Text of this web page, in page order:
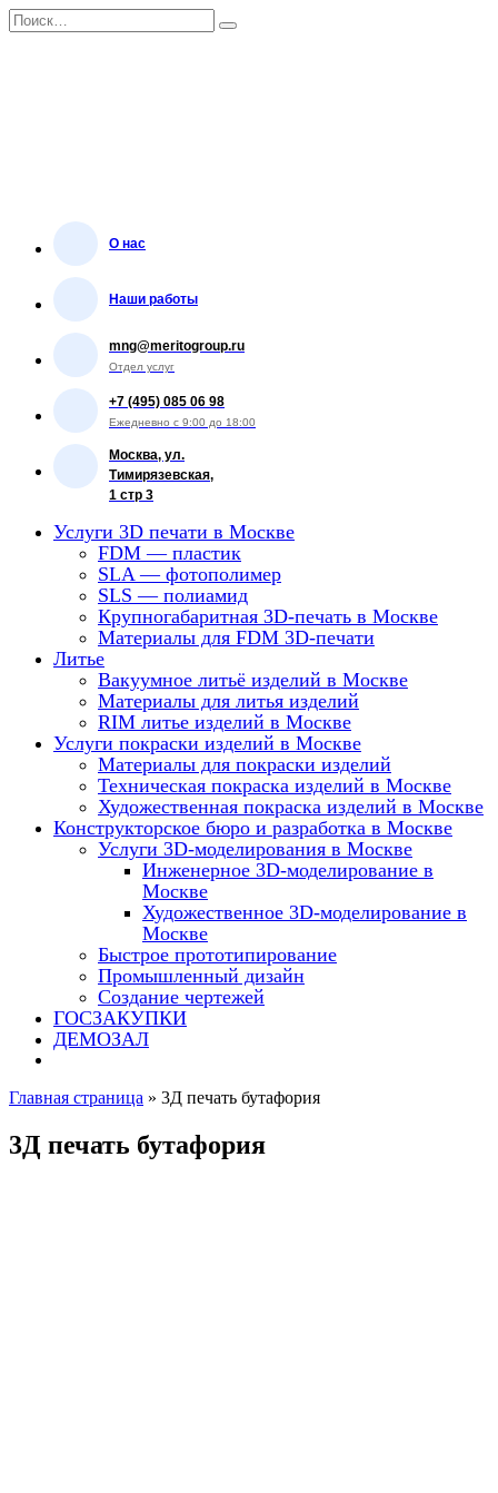
Перейти
к
Search
for:
О нас
Наши работы
mng@meritogroup.ru
Отдел услуг
+7 (495) 085 06 98
Ежедневно с 9:00 до 18:00
Москва, ул.
Тимирязевская,
1 стр 3
Услуги 3D печати в Москве
FDM — пластик
SLA — фотополимер
SLS — полиамид
Крупногабаритная 3D-печать в Москве
Материалы для FDM 3D-печати
Литье
Вакуумное литьё изделий в Москве
Материалы для литья изделий
RIM литье изделий в Москве
Услуги покраски изделий в Москве
Материалы для покраски изделий
Техническая покраска изделий в Москве
Художественная покраска изделий в Москве
Конструкторское бюро и разработка в Москве
Услуги 3D-моделирования в Москве
Инженерное 3D-моделирование в
Москве
Художественное 3D-моделирование в
Москве
Быстрое прототипирование
Промышленный дизайн
Создание чертежей
ГОСЗАКУПКИ
ДЕМОЗАЛ
Главная страница » 3Д печать бутафория
3Д печать бутафория